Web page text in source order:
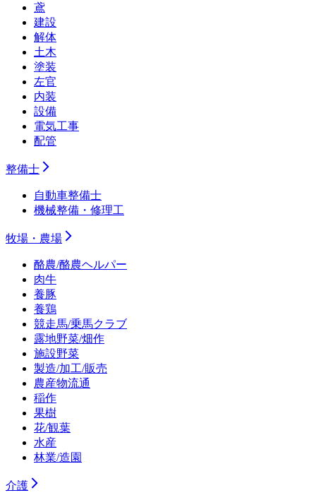
鳶
建設
解体
土木
塗装
左官
内装
設備
電気工事
配管
整備士
自動車整備士
機械整備・修理工
牧場・農場
酪農/酪農ヘルパー
肉牛
養豚
養鶏
競走馬/乗馬クラブ
露地野菜/畑作
施設野菜
製造/加工/販売
農産物流通
稲作
果樹
花/観葉
水産
林業/造園
介護